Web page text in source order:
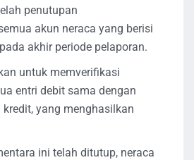
penutupan
akun neraca yang berisi
akhir periode pelaporan.
untuk memverifikasi
entri debit sama dengan
yang menghasilkan
ini telah ditutup, neraca